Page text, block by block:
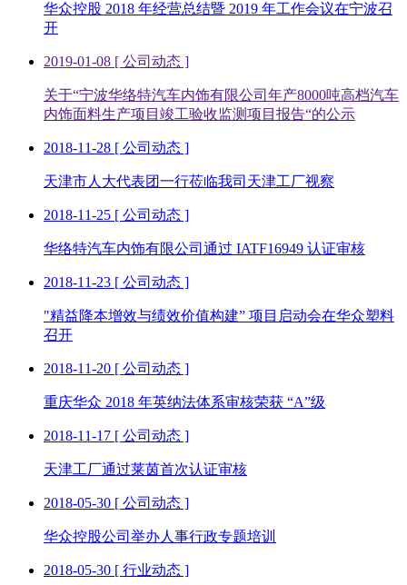
华众控股 2018 年经营总结暨 2019 年工作会议在宁波召
开
2019-01-08 [ 公司动态 ]
关于“宁波华络特汽车内饰有限公司年产8000吨高档汽车
内饰面料生产项目竣工验收监测项目报告“的公示
2018-11-28 [ 公司动态 ]
天津市人大代表团一行莅临我司天津工厂视察
2018-11-25 [ 公司动态 ]
华络特汽车内饰有限公司通过 IATF16949 认证审核
2018-11-23 [ 公司动态 ]
"精益降本增效与绩效价值构建” 项目启动会在华众塑料
召开
2018-11-20 [ 公司动态 ]
重庆华众 2018 年英纳法体系审核荣获 “A”级
2018-11-17 [ 公司动态 ]
天津工厂通过莱茵首次认证审核
2018-05-30 [ 公司动态 ]
华众控股公司举办人事行政专题培训
2018-05-30 [ 行业动态 ]